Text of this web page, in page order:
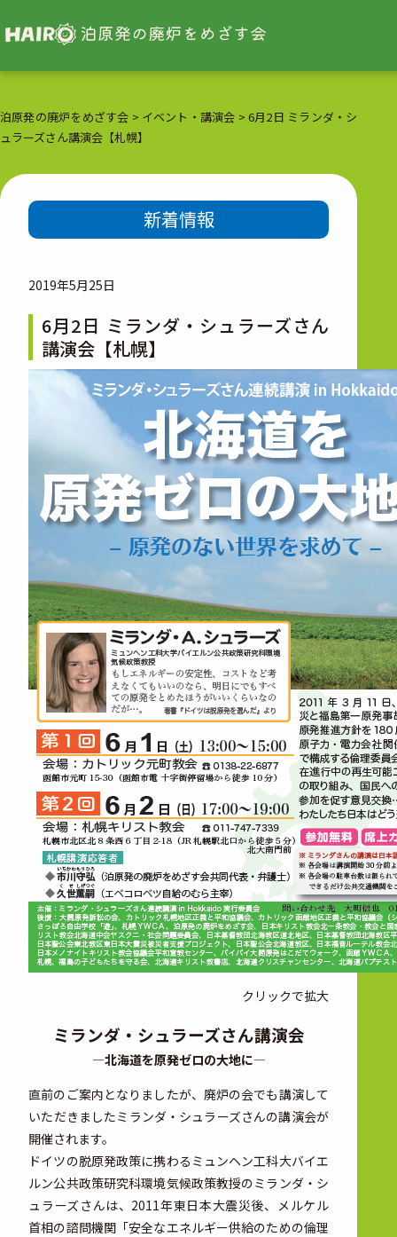
泊原発の廃炉をめざす会 > イベント・講演会 >6月2日 ミランダ・シ
ュラーズさん講演会【札幌】
新着情報
2019年5月25日
6月2日 ミランダ・シュラーズさん
講演会【札幌】
クリックで拡大
ミランダ・シュラーズさん講演会
―北海道を原発ゼロの大地に―
直前のご案内となりましたが、廃炉の会でも講演して
いただきましたミランダ・シュラーズさんの講演会が
開催されます。
ドイツの脱原発政策に携わるミュンヘン工科大バイエ
ルン公共政策研究科環境気候政策教授のミランダ・シ
ュラーズさんは、2011年東日本大震災後、メルケル
首相の諮問機関「安全なエネルギー供給のための倫理